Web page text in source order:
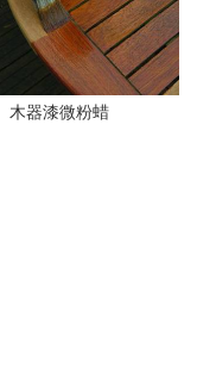
木器漆微粉蜡